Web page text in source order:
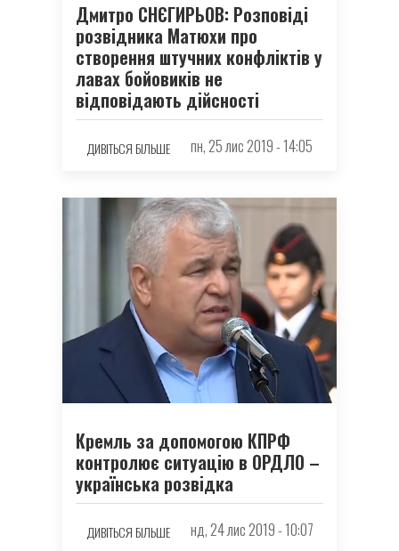
Дмитро СНЄГИРЬОВ: Розповіді
розвідника Матюхи про
створення штучних конфліктів у
лавах бойовиків не
відповідають дійсності
ДИВІТЬСЯ БІЛЬШЕ пн, 25 лис 2019 - 14:05
Кремль за допомогою КПРФ
контролює ситуацію в ОРДЛО –
українська розвідка
ДИВІТЬСЯ БІЛЬШЕ нд, 24 лис 2019 - 10:07